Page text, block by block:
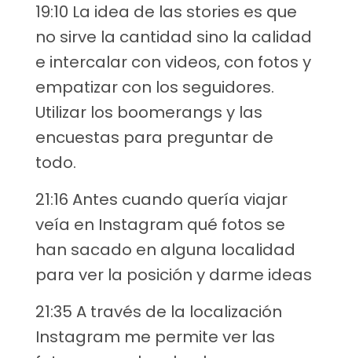
19:10 La idea de las stories es que
no sirve la cantidad sino la calidad
e intercalar con videos, con fotos y
empatizar con los seguidores.
Utilizar los boomerangs y las
encuestas para preguntar de
todo.
21:16 Antes cuando quería viajar
veía en Instagram qué fotos se
han sacado en alguna localidad
para ver la posición y darme ideas
21:35 A través de la localización
Instagram me permite ver las